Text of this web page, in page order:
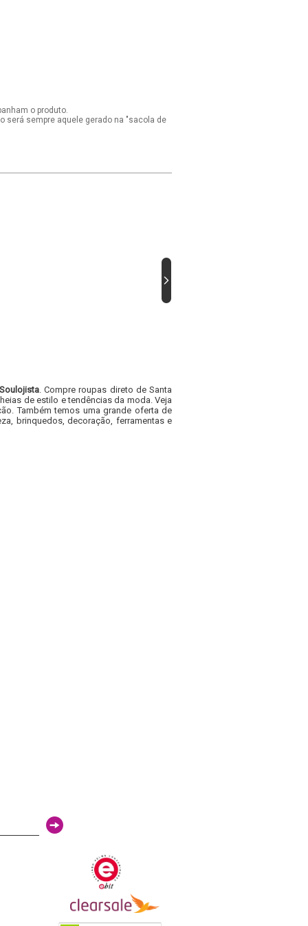
o produto.
será sempre aquele gerado na "sacola de
Soulojista. Compre roupas direto de Santa
de estilo e tendências da moda. Veja
Também temos uma grande oferta de
brinquedos, decoração, ferramentas e